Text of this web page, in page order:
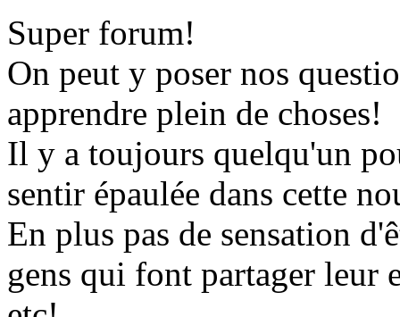
Super forum!
On peut y poser nos
apprendre plein de choses!
Il y a toujours quelqu'un
sentir épaulée dans cette
En plus pas de sensation
gens qui font partager leur